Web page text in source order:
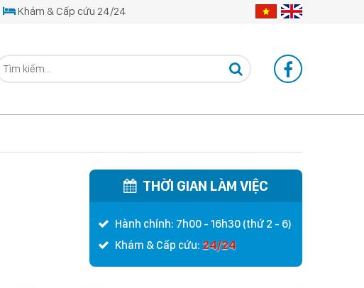
Khám & Cấp cứu 24/24
THỜI GIAN LÀM VIỆC
Hành chính: 7h00 - 16h30 (thứ 2 - 6)
Khám & Cấp cứu: 24/24